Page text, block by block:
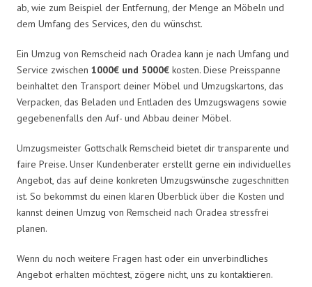
ab, wie zum Beispiel der Entfernung, der Menge an Möbeln und
dem Umfang des Services, den du wünschst.
Ein Umzug von Remscheid nach Oradea kann je nach Umfang und
Service zwischen 1000€ und 5000€ kosten. Diese Preisspanne
beinhaltet den Transport deiner Möbel und Umzugskartons, das
Verpacken, das Beladen und Entladen des Umzugswagens sowie
gegebenenfalls den Auf- und Abbau deiner Möbel.
Umzugsmeister Gottschalk Remscheid bietet dir transparente und
faire Preise. Unser Kundenberater erstellt gerne ein individuelles
Angebot, das auf deine konkreten Umzugswünsche zugeschnitten
ist. So bekommst du einen klaren Überblick über die Kosten und
kannst deinen Umzug von Remscheid nach Oradea stressfrei
planen.
Wenn du noch weitere Fragen hast oder ein unverbindliches
Angebot erhalten möchtest, zögere nicht, uns zu kontaktieren.